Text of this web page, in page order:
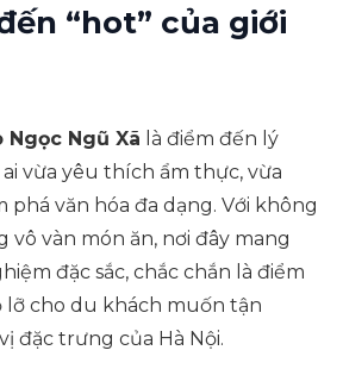
“hot” của giới
Ngũ Xã là điểm đến lý
vừa yêu thích ẩm thực, vừa
văn hóa đa dạng. Với không
vô vàn món ăn, nơi đây mang
đặc sắc, chắc chắn là điểm
lỡ cho du khách muốn tận
đặc trưng của Hà Nội.